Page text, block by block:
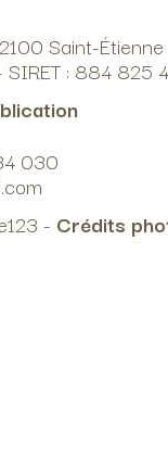
Saint-Étienne
SIRET : 884 825
030
- Crédits